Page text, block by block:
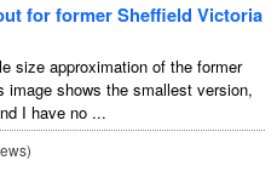
for former Sheffield Victoria
size approximation of the former
shows the smallest version,
I have no ...
)